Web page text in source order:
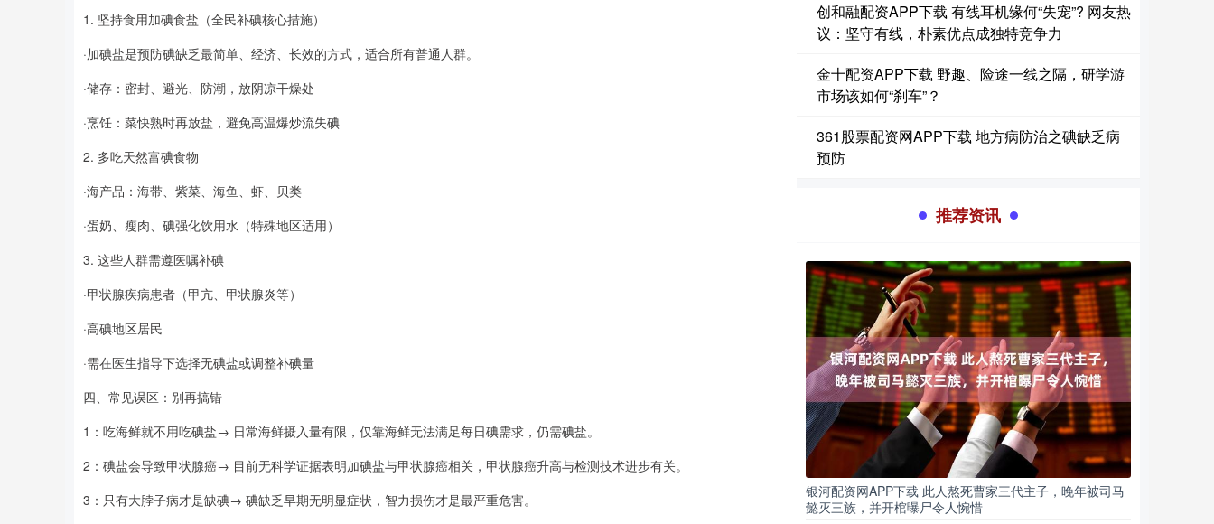
1. 坚持食用加碘食盐（全民补碘核心措施）
·加碘盐是预防碘缺乏最简单、经济、长效的方式，适合所有普通人群。
·储存：密封、避光、防潮，放阴凉干燥处
·烹饪：菜快熟时再放盐，避免高温爆炒流失碘
2. 多吃天然富碘食物
·海产品：海带、紫菜、海鱼、虾、贝类
·蛋奶、瘦肉、碘强化饮用水（特殊地区适用）
3. 这些人群需遵医嘱补碘
·甲状腺疾病患者（甲亢、甲状腺炎等）
·高碘地区居民
·需在医生指导下选择无碘盐或调整补碘量
四、常见误区：别再搞错
1：吃海鲜就不用吃碘盐→ 日常海鲜摄入量有限，仅靠海鲜无法满足每日碘需求，仍需碘盐。
2：碘盐会导致甲状腺癌→ 目前无科学证据表明加碘盐与甲状腺癌相关，甲状腺癌升高与检测技术进步有关。
3：只有大脖子病才是缺碘→ 碘缺乏早期无明显症状，智力损伤才是最严重危害。
创和融配资APP下载 有线耳机缘何“失宠”? 网友热
议：坚守有线，朴素优点成独特竞争力
金十配资APP下载 野趣、险途一线之隔，研学游
市场该如何“刹车”？
361股票配资网APP下载 地方病防治之碘缺乏病
预防
推荐资讯
银河配资网APP下载 此人熬死曹家三代主子，晚年被司马
懿灭三族，并开棺曝尸令人惋惜